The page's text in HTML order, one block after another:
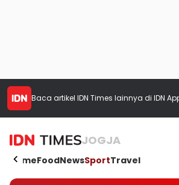
Baca artikel IDN Times lainnya di IDN
JOGJA
HomeFoodNewsSportTravel